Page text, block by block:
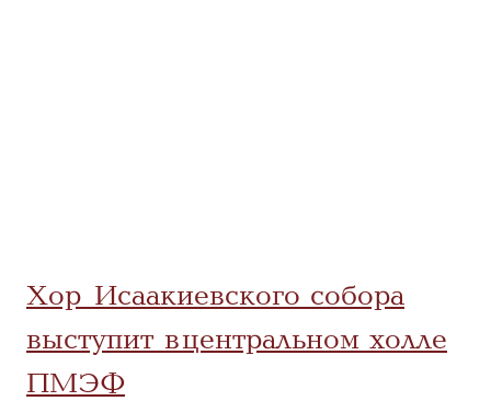
Хор Исаакиевского собора
выступит в центральном холле
ПМЭФ